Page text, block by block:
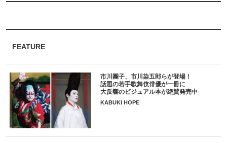
FEATURE
市川團子、市川染五郎らが登場！
話題の若手歌舞伎俳優が一冊に
大反響のビジュアル本が絶賛発売中
KABUKI HOPE